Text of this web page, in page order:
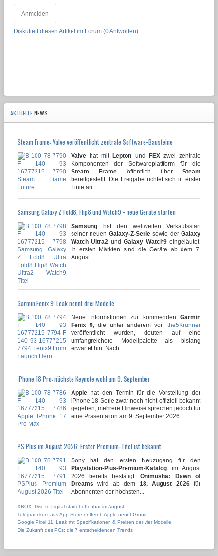
Anmelden
Diskutiert diesen Artikel im Forum (0 Antworten).
AKTUELLENEWS
Steam Frame: Valve veröffentlicht zentrale Software-Bausteine
Valve hat mit Lepton und FEXzwei zentrale
Komponenten der Softwareplattform für die
Steam Frame öffentlich über Steam
bereitgestellt. Die Freigabe richtet sich in erster
Linie an...
Samsung Galaxy Z Fold8, Flip8 und Watch9 - neue Geräte starten
Samsung hat den weltweiten Verkaufsstart
seiner neuen Galaxy-Z-Seriesowie derGalaxy
Watch Ultra2 undGalaxy Watch9eingeläutet.
In ersten Märkten sind die Geräte ab dem 7.
August...
Garmin Fenix 9: Leak nennt drei Modelle
Neue Informationen zur kommenden Garmin
Fenix 9, die unter anderem vonthe5Krunner
veröffentlicht wurden, deuten auf eine
umfangreichere Modellpalette als bislang
erwartet hin. Nach...
iPhone 18 Pro: nächste Keynote wohl am 9. September
Apple hat den Termin für die Vorstellung der
iPhone 18 Serie zwar noch nicht offiziell bekannt
gegeben, mehrere Hinweise sprechen jedoch für
eine Präsentation am 9. September 2026....
PS Plus im August 2026: Erster Premium-Titel ist bekannt
Sony hat den ersten Neuzugang für den
Playstation-Plus-Premium-Katalog im August
2026 bereits bestätigt.Onimusha: Dawn of
Dreams wird ab dem 18. August 2026für
Abonnenten der höchsten...
XBOX: Disc to Digital startet offenbar im August
Telegram kurz aus App-Store entfernt: Apple nennt Grund
Google Pixel 11: Leak mit Spezifikationen & Preisen der vier Modelle
Die Zukunft des PCs: die 7 entscheidenden Trends